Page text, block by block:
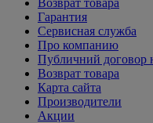
Гарантия
Сервисная служба
Про компанию
Публичний договор
Возврат товара
Карта сайта
Производители
Акции